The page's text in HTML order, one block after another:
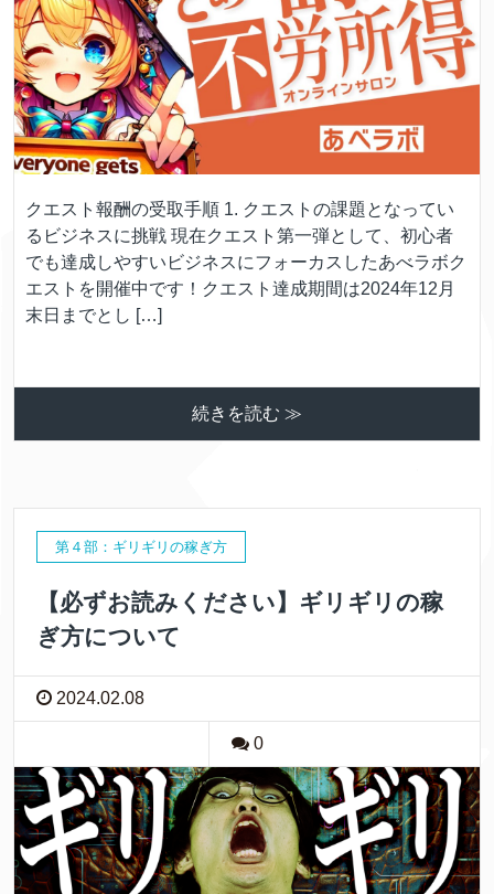
クエスト報酬の受取手順 1. クエストの課題となってい
るビジネスに挑戦 現在クエスト第一弾として、初心者
でも達成しやすいビジネスにフォーカスしたあべラボク
エストを開催中です！クエスト達成期間は2024年12月
末日までとし […]
続きを読む ≫
第４部：ギリギリの稼ぎ方
【必ずお読みください】ギリギリの稼
ぎ方について
2024.02.08
0